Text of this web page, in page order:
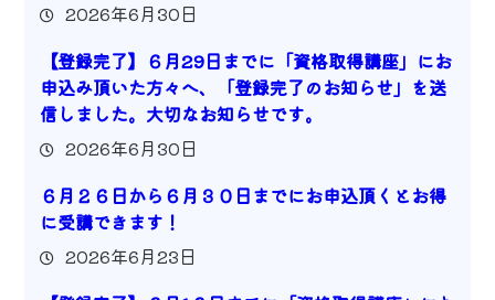
2026年6月30日
【登録完了】６月29日までに「資格取得講座」にお
申込み頂いた方々へ、「登録完了のお知らせ」を送
信しました。大切なお知らせです。
2026年6月30日
６月２６日から６月３０日までにお申込頂くとお得
に受講できます！
2026年6月23日